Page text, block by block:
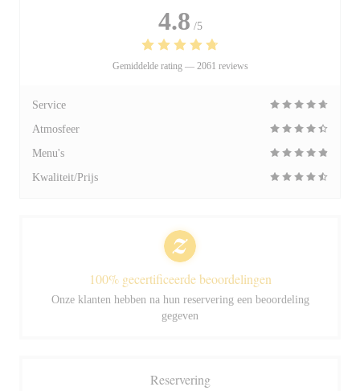
4.8 /5
Gemiddelde rating — 2061 reviews
Service
Atmosfeer
Menu's
Kwaliteit/Prijs
100% gecertificeerde beoordelingen
Onze klanten hebben na hun reservering een beoordeling
gegeven
Reservering